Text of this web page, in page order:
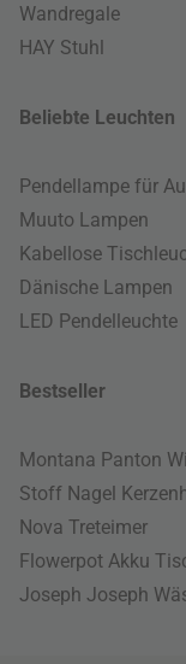
Wandregale
HAY Stuhl
Beliebte Leuchten
Pendellampe für
Muuto Lampen
Kabellose
Dänische Lampen
LED Pendelleuchte
Bestseller
Montana Panton
Stoff Nagel
Nova Treteimer
Flowerpot Akku
Joseph Joseph